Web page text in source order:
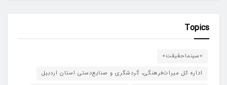
Topics
«سینماحقیقت»
اداره کل میراث‌فرهنگی، گردشگری و صنایع‌دستی استان اردبیل